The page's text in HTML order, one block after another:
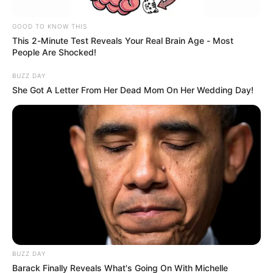
Con esta medida, el Eje Cafetero, que incluye los
departamentos de Antioquia, Caldas, Quindío y Risaralda,
GOOD TO KNOW THIS
This 2-Minute Test Reveals Your Real Brain Age - Most
People Are Shocked!
BUZZ DAY
She Got A Letter From Her Dead Mom On Her Wedding Day!
BUZZ DAY
Barack Finally Reveals What's Going On With Michelle